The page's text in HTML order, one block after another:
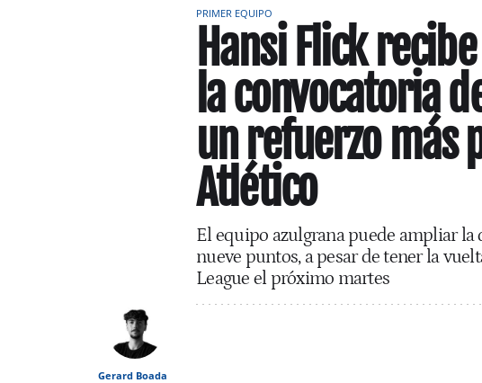
PRIMER EQUIPO
Hansi Flick
la convocatoria
un refuerzo más
Atlético
El equipo azulgrana puede ampliar
nueve puntos, a pesar de tener la
League el próximo martes
Gerard Boada